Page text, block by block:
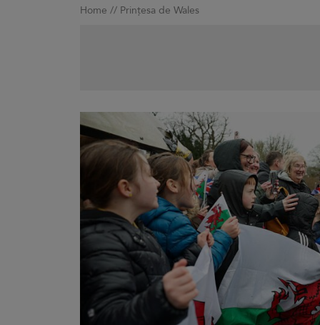
Home // Prințesa de Wales